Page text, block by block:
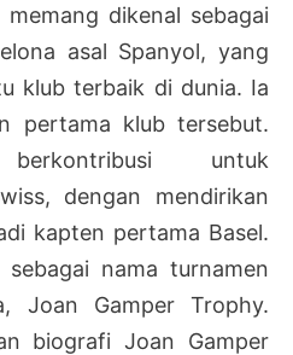
dikenal sebagai
asal Spanyol, yang
klub terbaik di dunia. Ia
pertama klub tersebut.
untuk
dengan mendirikan
kapten pertama Basel.
nama turnamen
Joan Gamper Trophy.
biografi Joan Gamper